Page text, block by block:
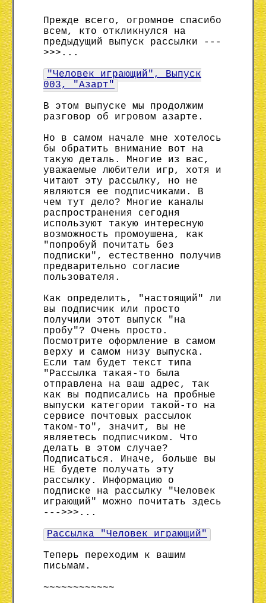
Прежде всего, огромное спасибо
всем, кто откликнулся на
предыдущий выпуск рассылки ---
>>>...
"Человек играющий", Выпуск
003, "Азарт"
В этом выпуске мы продолжим
разговор об игровом азарте.
Но в самом начале мне хотелось
бы обратить внимание вот на
такую деталь. Многие из вас,
уважаемые любители игр, хотя и
читают эту рассылку, но не
являются ее подписчиками. В
чем тут дело? Многие каналы
распространения сегодня
используют такую интересную
возможность промоушена, как
"попробуй почитать без
подписки", естественно получив
предварительно согласие
пользователя.
Как определить, "настоящий" ли
вы подписчик или просто
получили этот выпуск "на
пробу"? Очень просто.
Посмотрите оформление в самом
верху и самом низу выпуска.
Если там будет текст типа
"Рассылка такая-то была
отправлена на ваш адрес, так
как вы подписались на пробные
выпуски категории такой-то на
сервисе почтовых рассылок
таком-то", значит, вы не
являетесь подписчиком. Что
делать в этом случае?
Подписаться. Иначе, больше вы
НЕ будете получать эту
рассылку. Информацию о
подписке на рассылку "Человек
играющий" можно почитать здесь
--->>>...
Рассылка "Человек играющий"
Теперь переходим к вашим
письмам.
~~~~~~~~~~~~